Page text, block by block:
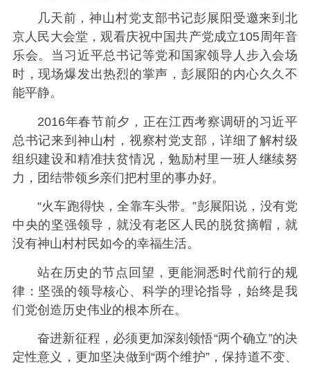
几天前，神山村党支部书记彭展阳受邀来到北
京人民大会堂，观看庆祝中国共产党成立105周年音
乐会。当习近平总书记等党和国家领导人步入会场
时，现场爆发出热烈的掌声，彭展阳的内心久久不
能平静。
2016年春节前夕，正在江西考察调研的习近平
总书记来到神山村，视察村党支部，详细了解村级
组织建设和精准扶贫情况，勉励村里一班人继续努
力，团结带领乡亲们把村里的事办好。
“火车跑得快，全靠车头带。”彭展阳说，没有党
中央的坚强领导，就没有老区人民的脱贫摘帽，就
没有神山村村民如今的幸福生活。
站在历史的节点回望，更能洞悉时代前行的规
律：坚强的领导核心、科学的理论指导，始终是我
们党创造历史伟业的根本所在。
奋进新征程，必须更加深刻领悟“两个确立”的决
定性意义，更加坚决做到“两个维护”，保持道不变、